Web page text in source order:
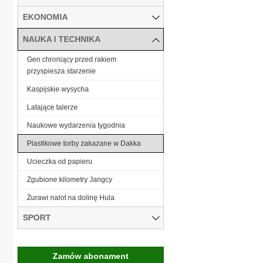
EKONOMIA
NAUKA I TECHNIKA
Gen chroniący przed rakiem
przyspiesza starzenie
Kaspijskie wysycha
Latające talerze
Naukowe wydarzenia tygodnia
Plastikowe torby zakazane w Dakka
Ucieczka od papieru
Zgubione kilometry Jangcy
Żurawi nalot na dolinę Hula
SPORT
Zamów abonament